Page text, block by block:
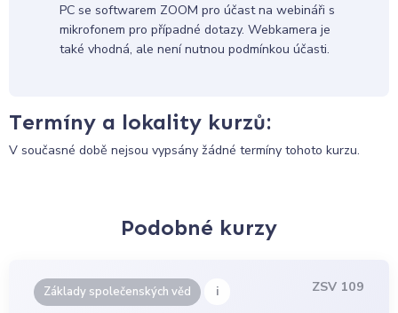
PC se softwarem ZOOM pro účast na webináři s
mikrofonem pro případné dotazy. Webkamera je
také vhodná, ale není nutnou podmínkou účasti.
Termíny a lokality kurzů:
V současné době nejsou vypsány žádné termíny tohoto kurzu.
Podobné kurzy
Základy společenských věd i ZSV 109